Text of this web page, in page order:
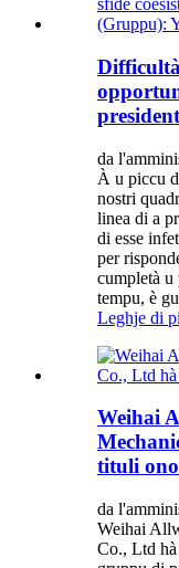
Difficultà
da
À u piccu
nostri
linea di a
di esse
per
cumpletà
tempu, è
Leghje di
Weihai
tituli
da
Weihai
Co., Ltd